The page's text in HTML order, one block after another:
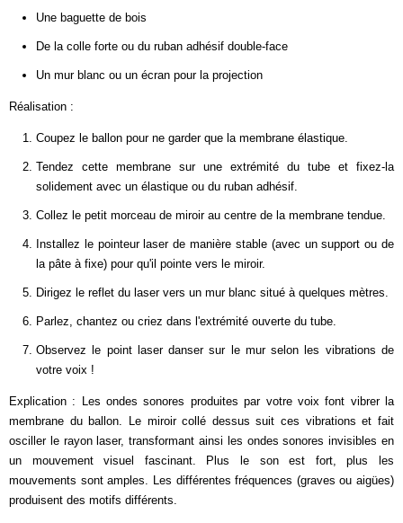
Une baguette de bois
De la colle forte ou du ruban adhésif double-face
Un mur blanc ou un écran pour la projection
Réalisation :
Coupez le ballon pour ne garder que la membrane élastique.
Tendez cette membrane sur une extrémité du tube et fixez-la
solidement avec un élastique ou du ruban adhésif.
Collez le petit morceau de miroir au centre de la membrane tendue.
Installez le pointeur laser de manière stable (avec un support ou de
la pâte à fixe) pour qu'il pointe vers le miroir.
Dirigez le reflet du laser vers un mur blanc situé à quelques mètres.
Parlez, chantez ou criez dans l'extrémité ouverte du tube.
Observez le point laser danser sur le mur selon les vibrations de
votre voix !
Explication : Les ondes sonores produites par votre voix font vibrer la
membrane du ballon. Le miroir collé dessus suit ces vibrations et fait
osciller le rayon laser, transformant ainsi les ondes sonores invisibles en
un mouvement visuel fascinant. Plus le son est fort, plus les
mouvements sont amples. Les différentes fréquences (graves ou aigües)
produisent des motifs différents.